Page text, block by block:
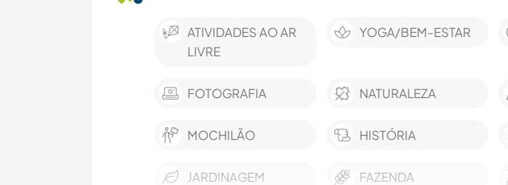
ATIVIDADES AO AR
LIVRE
YOGA/BEM-ESTAR
FOTOGRAFIA NATURALEZA
MOCHILÃO HISTÓRIA
JARDINAGEM FAZENDA